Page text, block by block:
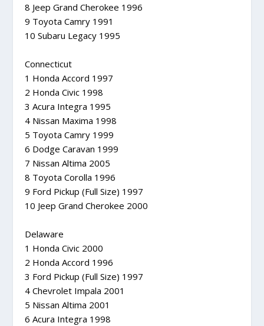
8 Jeep Grand Cherokee 1996
9 Toyota Camry 1991
10 Subaru Legacy 1995
Connecticut
1 Honda Accord 1997
2 Honda Civic 1998
3 Acura Integra 1995
4 Nissan Maxima 1998
5 Toyota Camry 1999
6 Dodge Caravan 1999
7 Nissan Altima 2005
8 Toyota Corolla 1996
9 Ford Pickup (Full Size) 1997
10 Jeep Grand Cherokee 2000
Delaware
1 Honda Civic 2000
2 Honda Accord 1996
3 Ford Pickup (Full Size) 1997
4 Chevrolet Impala 2001
5 Nissan Altima 2001
6 Acura Integra 1998